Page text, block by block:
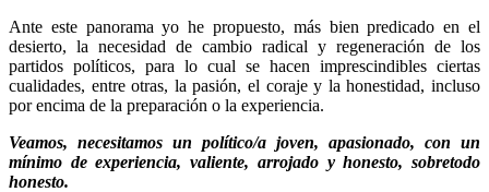
Ante este panorama yo he propuesto, más bien predicado en el
desierto, la necesidad de cambio radical y regeneración de los
partidos políticos, para lo cual se hacen imprescindibles ciertas
cualidades, entre otras, la pasión, el coraje y la honestidad, incluso
por encima de la preparación o la experiencia.
Veamos, necesitamos un político/a joven, apasionado, con un
mínimo de experiencia, valiente, arrojado y honesto, sobretodo
honesto.